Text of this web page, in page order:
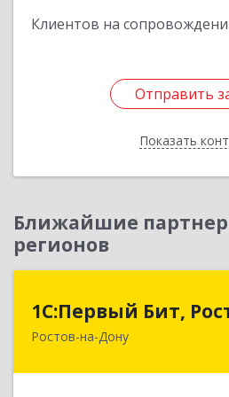
Клиентов на
Отправить
Показать
Отправить
Назад
Ближайшие
регионов
1С:Первый Бит,
Ростов-на-Дону
1С:Первый Бит,
344091, Ростовская